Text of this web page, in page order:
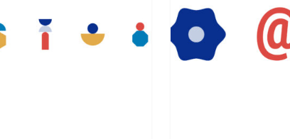
environnementaux
du
marketing